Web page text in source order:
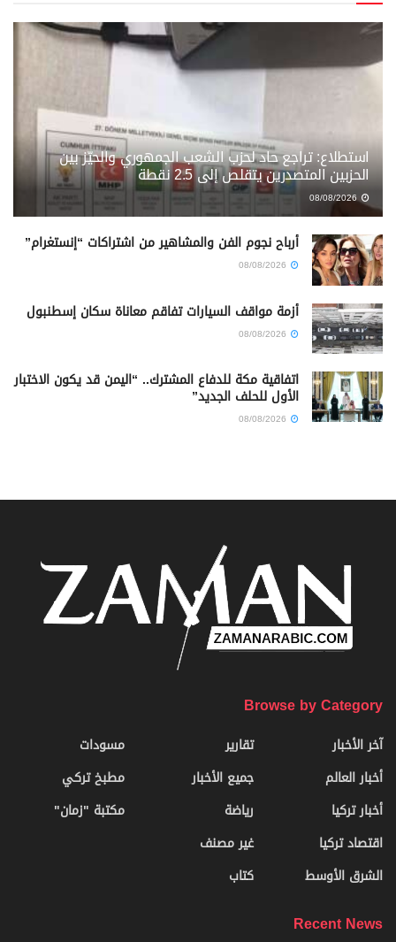
استطلاع: تراجع حاد لحزب الشعب الجمهوري والحيّز بين
الحزبين المتصدرين يتقلص إلى 2.5 نقطة
08/08/2026
أرباح نجوم الفن والمشاهير من اشتراكات “إنستغرام”
أزمة مواقف السيارات تفاقم معاناة سكان إسطنبول
اتفاقية مكة للدفاع المشترك.. “اليمن قد يكون الاختبار
الأول للحلف الجديد”
Browse by Category
آخر الأخبار
أخبار العالم
أخبار تركيا
اقتصاد تركيا
الشرق الأوسط
تقارير
جميع الأخبار
رياضة
غير مصنف
كتاب
مسودات
مطبخ تركي
مكتبة "زمان"
Recent News